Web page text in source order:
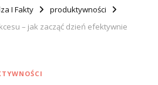
I Fakty
produktywności
– jak zacząć dzień efektywnie